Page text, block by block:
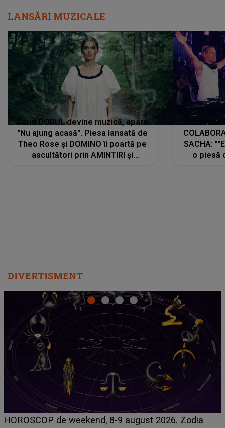
LANSĂRI MUZICALE
Când DORUL devine muzică, apare
"Nu ajung acasă". Piesa lansată de
Theo Rose și DOMINO îi poartă pe
ascultători prin AMINTIRI și
SACHA:
o piesă
DIVERTISMENT
Emanuel a ținut ACEST DETALIU ASCUNS până